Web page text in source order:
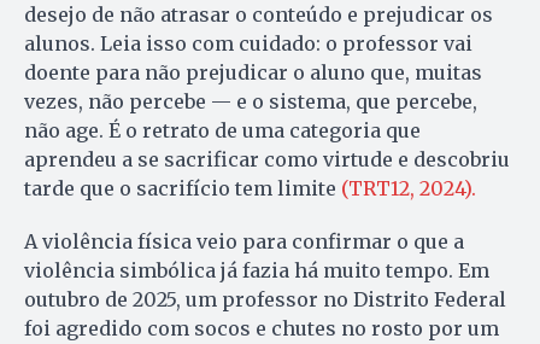
desejo de não atrasar o conteúdo e prejudicar os
alunos. Leia isso com cuidado: o professor vai
doente para não prejudicar o aluno que, muitas
vezes, não percebe — e o sistema, que percebe,
não age. É o retrato de uma categoria que
aprendeu a se sacrificar como virtude e descobriu
tarde que o sacrifício tem limite (TRT12, 2024).
A violência física veio para confirmar o que a
violência simbólica já fazia há muito tempo. Em
outubro de 2025, um professor no Distrito Federal
foi agredido com socos e chutes no rosto por um